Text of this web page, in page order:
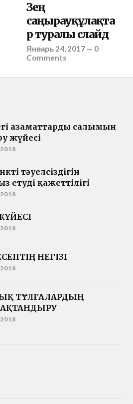
Зең
саңырауқұлақта
р туралы слайд
Январь 24, 2017 — 0
Comments
азаматтардың салымын
жүйесі
тәуелсіздігін
етудің қажеттілігі
НЕГІЗІ
ТҰЛҒАЛАРДЫҢ